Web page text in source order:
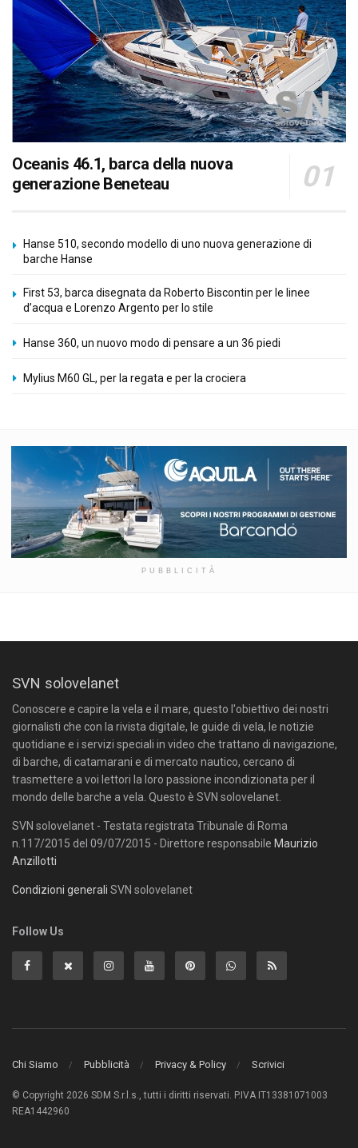
Oceanis 46.1, barca della nuova
generazione Beneteau
Hanse 510, secondo modello di uno nuova generazione di
barche Hanse
First 53, barca disegnata da Roberto Biscontin per le linee
d’acqua e Lorenzo Argento per lo stile
Hanse 360, un nuovo modo di pensare a un 36 piedi
Mylius M60 GL, per la regata e per la crociera
PUBBLICITÀ
SVN solovelanet
Conoscere e capire la vela e il mare, questo l'obiettivo dei nostri
giornalisti che con la rivista digitale, le guide di vela, le notizie
quotidiane e i servizi speciali in video che trattano di navigazione,
di barche, di catamarani e di mercato nautico, cercano di
trasmettere a voi lettori la loro passione incondizionata per il
mondo delle barche a vela. Questo è SVN solovelanet.
SVN solovelanet - Testata registrata Tribunale di Roma
n.117/2015 del 09/07/2015 - Direttore responsabile Maurizio
Anzillotti
Condizioni generali SVN solovelanet
Follow Us
Chi Siamo Pubblicità Privacy & Policy Scrivici
© Copyright 2026 SDM S.r.l.s., tutti i diritti riservati. P.IVA IT13381071003
REA1442960